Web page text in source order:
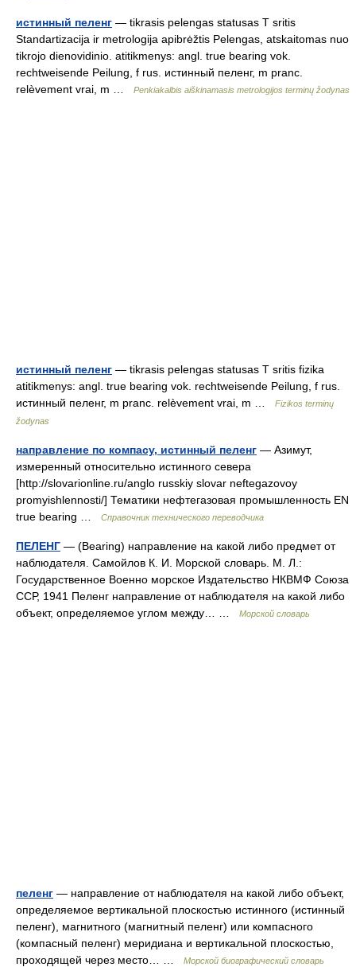
истинный пеленг — tikrasis pelengas statusas T sritis
Standartizacija ir metrologija apibrėžtis Pelengas, atskaitomas nuo
tikrojo dienovidinio. atitikmenys: angl. true bearing vok.
rechtweisende Peilung, f rus. истинный пеленг, m pranc.
relèvement vrai, m …
Penkiakalbis aiškinamasis metrologijos terminų žodynas
истинный пеленг — tikrasis pelengas statusas T sritis fizika
atitikmenys: angl. true bearing vok. rechtweisende Peilung, f rus.
истинный пеленг, m pranc. relèvement vrai, m …
Fizikos terminų
žodynas
направление по компасу, истинный пеленг — Азимут,
измеренный относительно истинного севера
[http://slovarionline.ru/anglo russkiy slovar neftegazovoy
promyishlennosti/] Тематики нефтегазовая промышленность EN
true bearing …
Справочник технического переводчика
ПЕЛЕНГ — (Bearing) направление на какой либо предмет от
наблюдателя. Самойлов К. И. Морской словарь. М. Л.:
Государственное Военно морское Издательство НКВМФ Союза
ССР, 1941 Пеленг направление от наблюдателя на какой либо
объект, определяемое углом между… …
Морской словарь
пеленг — направление от наблюдателя на какой либо объект,
определяемое вертикальной плоскостью истинного (истинный
пеленг), магнитного (магнитный пеленг) или компасного
(компасный пеленг) меридиана и вертикальной плоскостью,
проходящей через место… …
Морской биографический словарь